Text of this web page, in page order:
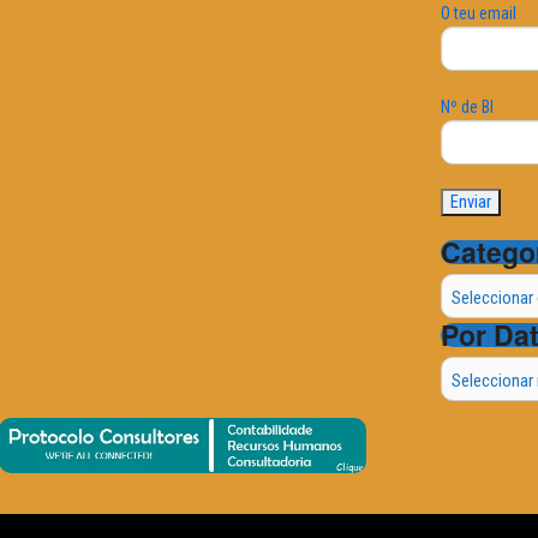
O teu email
Nº de BI
Categorias
Por
Por
Data